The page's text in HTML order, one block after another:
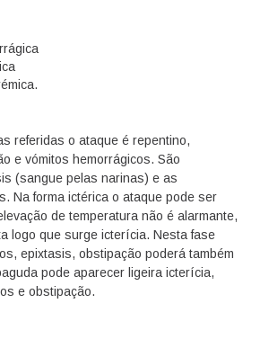
referidas o ataque é repentino,
e vómitos hemorrágicos. São
(sangue pelas narinas) e as
Na forma ictérica o ataque pode ser
de temperatura não é alarmante,
logo que surge icterícia. Nesta fase
epixtasis, obstipação poderá também
pode aparecer ligeira icterícia,
e obstipação.